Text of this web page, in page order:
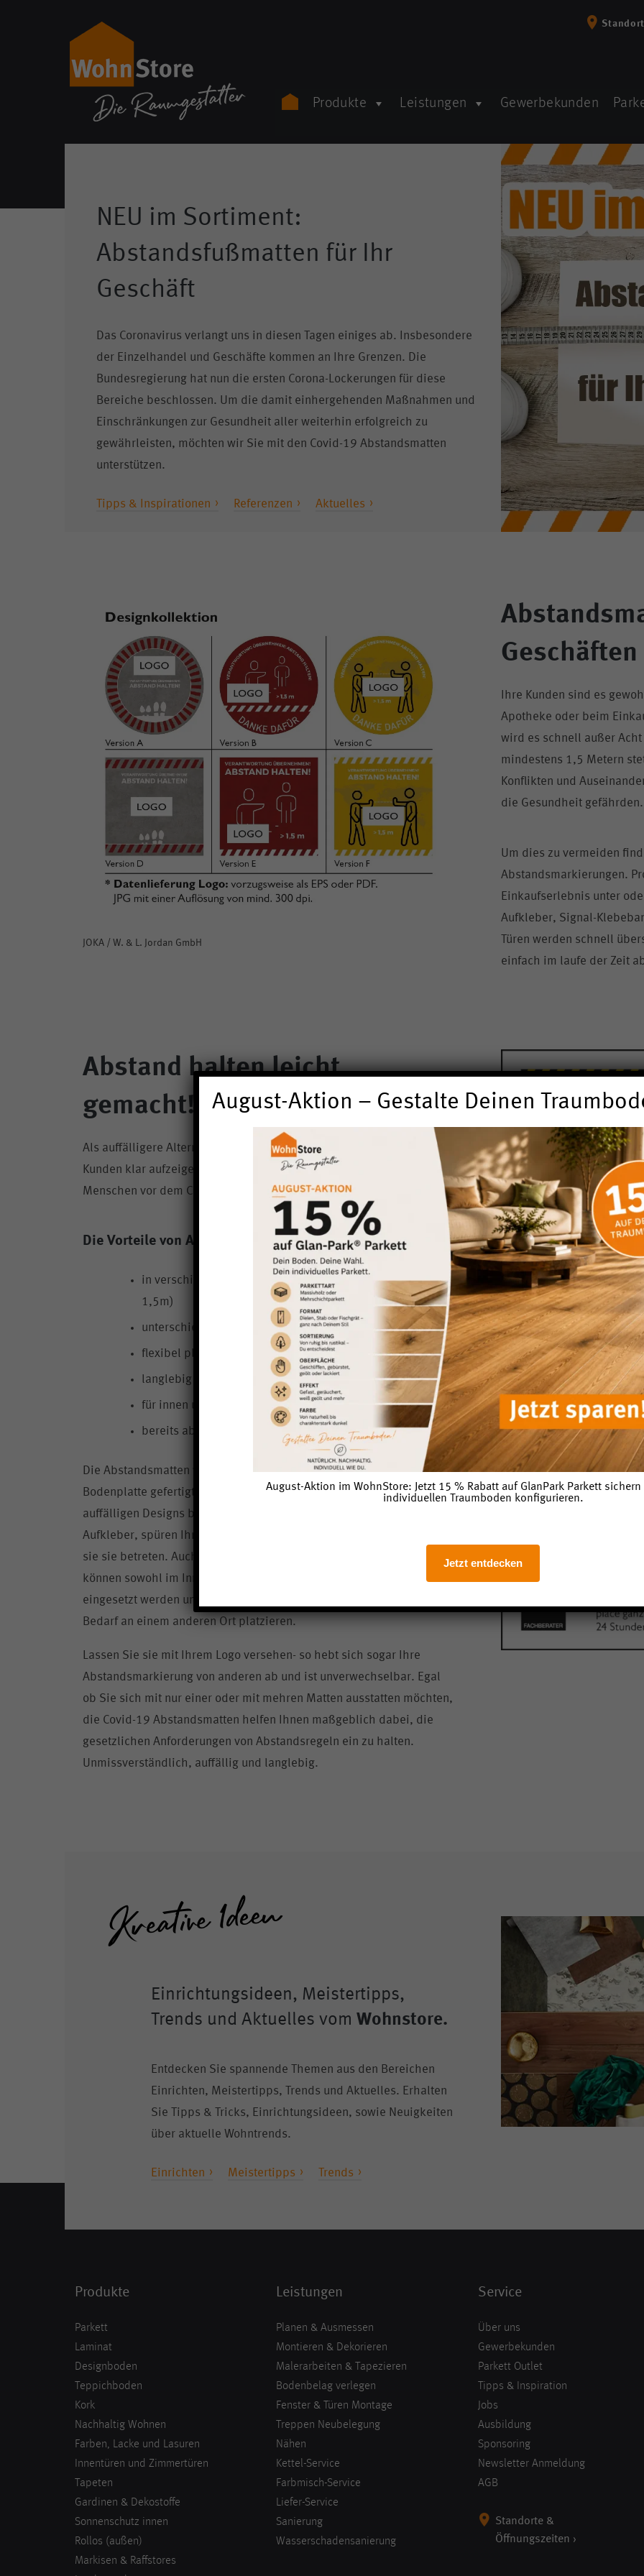
Produkte Leistungen Gewerbekunden
NEU im Sortiment:
Abstandsfußmatten für Ihr
Geschäft
Das Coronavirus verlangt uns in diesen Tagen einiges ab. Insbesondere
der Einzelhandel und Geschäfte kommen an Ihre Grenzen. Die
Bundesregierung hat nun die ersten Corona-Lockerungen für diese
Bereiche beschlossen. Um die damit einhergehenden Maßnahmen und
Einschränkungen zur Gesundheit aller weiterhin erfolgreich zu
gewährleisten, möchten wir Sie mit den Covid-19 Abstandsmatten
unterstützen.
Tipps & Inspirationen Referenzen Aktuelles
JOKA / W. & L. Jordan GmbH
Geschäften
Ihre Kunden sind es
Apotheke oder beim
wird es schnell außer
mindestens 1,5 Metern
Konflikten und
die Gesundheit gefährden.
Um dies zu vermeiden
Abstandsmarkierungen.
Einkaufserlebnis unter
Aufkleber, Signal-
Türen werden schnell
einfach im laufe der Zeit
Abstand halten leicht
gemacht!
Als auffälligere Alternative eignen sich Abstandsfußmatten, die Ihren
Kunden klar aufzeigen, wie viel Abstand nötig ist um sich und andere
Menschen vor dem Coronavirus zu schützen.
Die Vorteile von Abstandsmatten im Überblick:
in verschiedenen Größen verfügbar (1m x 1m oder 1,5m x
1,5m)
unterschiedliche Designs
flexibel platzierbar
langlebig
für innen und außen
bereits ab 1 Stück bestellbar
Die Abstandsmatten werden aus einer 2mm starkem robusten Vinyl-
Bodenplatte gefertigt und werden aufgrund ihrer Größe und des
auffälligen Designs besser wahrgenommen. Anders als bei einem
Aufkleber, spüren Ihre Kunden die Fußmatten unter ihren Füßen, wenn
sie sie betreten. Auch dies ist ein enormer Vorteil. Die Fußmatten
können sowohl im Innenbereichen als auch im Außenbereich
eingesetzt werden und lassen sich jederzeit aufnehmen und nach
Bedarf an einem anderen Ort platzieren.
Lassen Sie sie mit Ihrem Logo versehen- so hebt sich sogar Ihre
Abstandsmarkierung von anderen ab und ist unverwechselbar. Egal
ob Sie sich mit nur einer oder mit mehren Matten ausstatten möchten,
die Covid-19 Abstandsmatten helfen Ihnen maßgeblich dabei, die
gesetzlichen Anforderungen von Abstandsregeln ein zu halten.
Unmissverständlich, auffällig und langlebig.
Einrichtungsideen, Meistertipps,
Trends und Aktuelles vom Wohnstore.
Entdecken Sie spannende Themen aus den Bereichen
Einrichten, Meistertipps, Trends und Aktuelles. Erhalten
Sie Tipps & Tricks, Einrichtungsideen, sowie Neuigkeiten
über aktuelle Wohntrends.
Einrichten Meistertipps Trends
Produkte
Parkett
Laminat
Designboden
Teppichboden
Kork
Nachhaltig Wohnen
Farben, Lacke und Lasuren
Innentüren und Zimmertüren
Tapeten
Gardinen & Dekostoffe
Sonnenschutz innen
Rollos (außen)
Markisen & Raffstores
Leistungen
Planen & Ausmessen
Montieren & Dekorieren
Malerarbeiten & Tapezieren
Bodenbelag verlegen
Fenster & Türen Montage
Treppen Neubelegung
Nähen
Kettel-Service
Farbmisch-Service
Liefer-Service
Sanierung
Wasserschadensanierung
Service
Über uns
Gewerbekunden
Parkett Outlet
Tipps & Inspiration
Jobs
Ausbildung
Sponsoring
Newsletter Anmeldung
AGB
Standorte &
Öffnungszeiten ›
August-Aktion – Gestalte Deinen
August-Aktion im WohnStore: Jetzt 15 % Rabatt auf GlanPark Parkett
individuellen Traumboden konfigurieren.
Jetzt entdecken